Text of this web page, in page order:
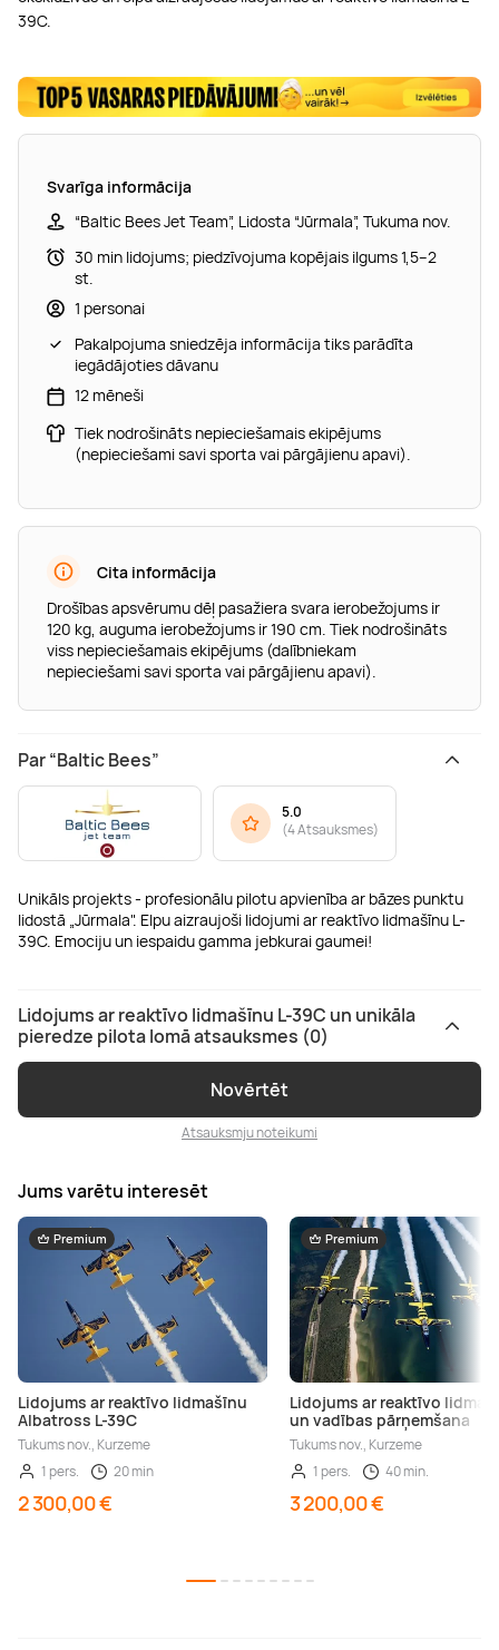
39C.
Svarīga informācija
“Baltic Bees Jet Team”, Lidosta “Jūrmala”, Tukuma nov.
30 min lidojums; piedzīvojuma kopējais ilgums 1,5–2
st.
1 personai
Pakalpojuma sniedzēja informācija tiks parādīta
iegādājoties dāvanu
12 mēneši
Tiek nodrošināts nepieciešamais ekipējums
(nepieciešami savi sporta vai pārgājienu apavi).
Cita informācija
Drošības apsvērumu dēļ pasažiera svara ierobežojums ir
120 kg, auguma ierobežojums ir 190 cm. Tiek nodrošināts
viss nepieciešamais ekipējums (dalībniekam
nepieciešami savi sporta vai pārgājienu apavi).
Par “Baltic Bees”
Unikāls projekts - profesionālu pilotu apvienība ar bāzes punktu
lidostā „Jūrmala". Elpu aizraujoši lidojumi ar reaktīvo lidmašīnu L-
39C. Emociju un iespaidu gamma jebkurai gaumei!
5.0
(4 Atsauksmes)
Lidojums ar reaktīvo lidmašīnu L-39C un unikāla
pieredze pilota lomā atsauksmes (0)
Novērtēt
Atsauksmju noteikumi
Jums varētu interesēt
Premium
Lidojums ar reaktīvo lidmašīnu
Albatross L-39C
Tukums nov., Kurzeme
1 pers.
20 min
2 300,00 €
Premium
Lidojums ar reaktīvo
un vadības pārņemšana
Tukums nov., Kurzeme
1 pers.
40 min.
3 200,00 €